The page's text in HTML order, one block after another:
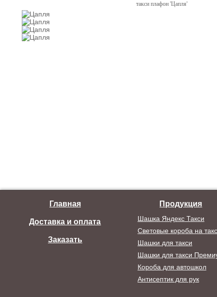
такси плафон 'Цапля'
Главная
Доставка и оплата
Заказать
Продукция
Шашка Яндекс Такси
Световые короба на
Шашки для такси
Шашки для такси
Короба для автошкол
Антисептик для рук